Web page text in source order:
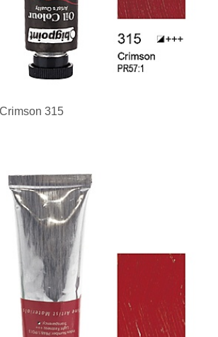
315